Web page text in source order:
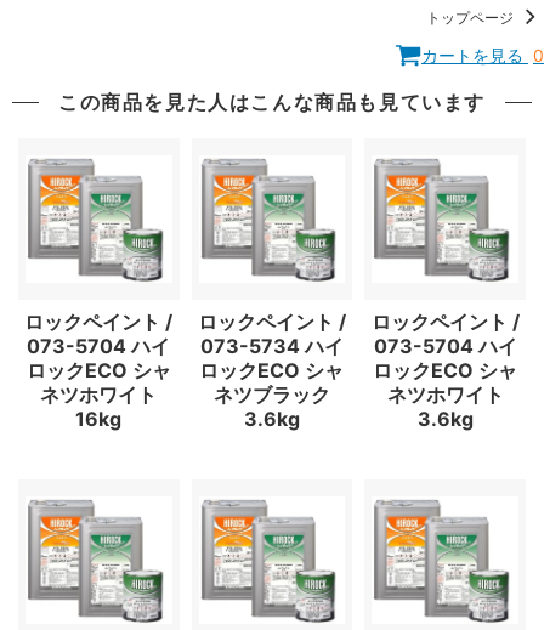
トップページ
カートを見る 0
この商品を見た人はこんな商品も見ています
ロックペイント /
073-5704 ハイ
ロックECO シャ
ネツホワイト
16kg
ロックペイント /
073-5734 ハイ
ロックECO シャ
ネツブラック
3.6kg
ロックペイント /
073-5704 ハイ
ロックECO シャ
ネツホワイト
3.6kg